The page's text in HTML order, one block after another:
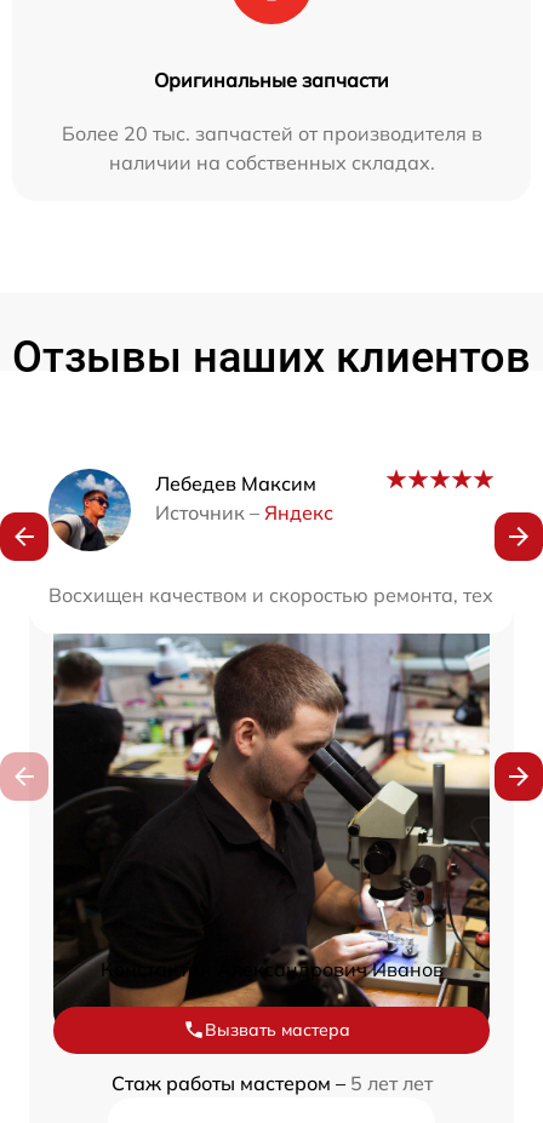
Оригинальные запчасти
Более 20 тыс. запчастей от производителя в
наличии на собственных складах.
Отзывы наших клиентов
Лебедев Максим
Источник – Яндекс
Восхищен качеством и скоростью ремонта,
Наши мастера
Константин Александрович Иванов
Вызвать мастера
Стаж работы мастером – 5 лет лет